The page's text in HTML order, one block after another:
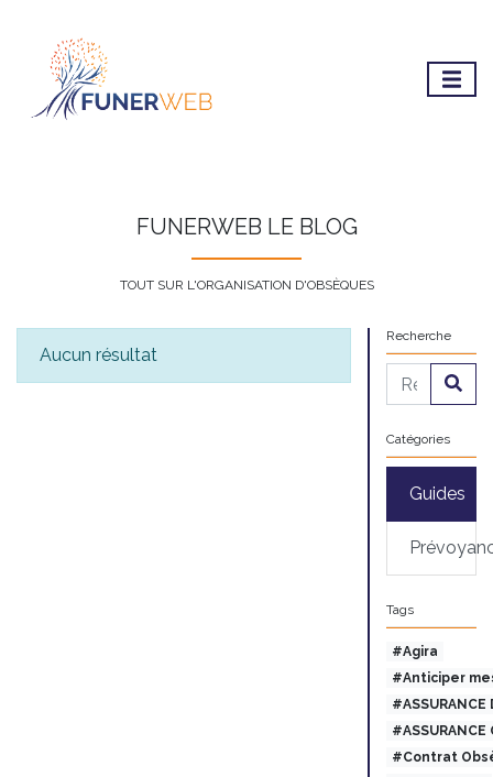
FUNERWEB LE BLOG
TOUT SUR L'ORGANISATION D'OBSÈQUES
Aucun résultat
Recherche
Catégories
Guides
Tags
#Agira
#Anticiper
#ASSURANCE
#ASSURANCE
#Contrat